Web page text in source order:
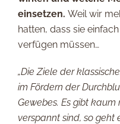
einsetzen. Weil wir
hatten, dass sie
verfügen müssen…
„Die Ziele der
im Fördern der
Gewebes. Es gibt
verspannt sind, so geht